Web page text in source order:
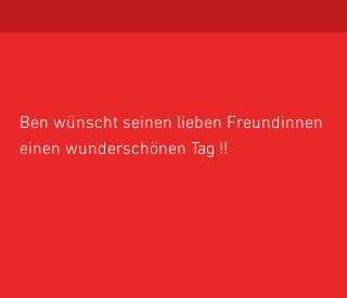
Ben wünscht seinen lieben Freundinnen
einen wunderschönen Tag !!